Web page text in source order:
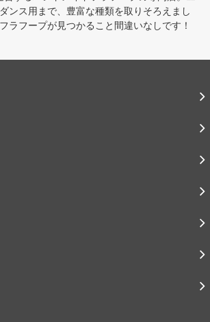
ンス用まで、豊富な種類を取りそろえまし
ラフープが見つかること間違いなしです！